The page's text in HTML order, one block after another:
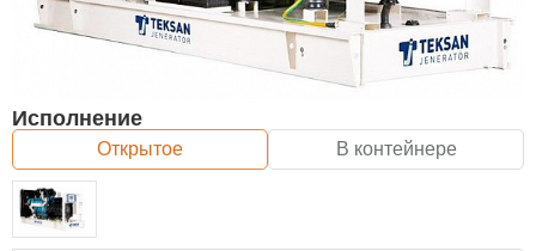
Исполнение
Открытое В контейнере